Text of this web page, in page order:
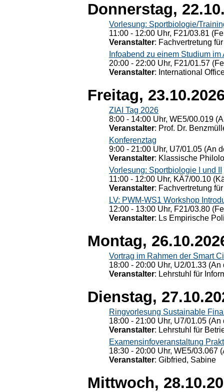
Donnerstag,
Vorlesung: Sportbiologie/
11:00 - 12:00 Uhr, F21/03.81
Veranstalter: Fachvertretung
Infoabend zu einem Studium im
20:00 - 22:00 Uhr, F21/01.57
Veranstalter: International
Freitag,
ZIAI Tag 2026
8:00 - 14:00 Uhr, WE5/00.019
Veranstalter: Prof. Dr.
Konferenztag
9:00 - 21:00 Uhr, U7/01.05 (An
Veranstalter: Klassische
Vorlesung: Sportbiologie I und II
11:00 - 12:00 Uhr, KÄ7/00.10
Veranstalter: Fachvertretung
LV: PWM-WS1 Workshop
12:00 - 13:00 Uhr, F21/03.80
Veranstalter: Ls Empirische
Montag,
Vortrag im Rahmen der Smart
18:00 - 20:00 Uhr, U2/01.33
Veranstalter: Lehrstuhl für
Dienstag,
Ringvorlesung Sustainable
18:00 - 21:00 Uhr, U7/01.05
Veranstalter: Lehrstuhl für
Examensinfoveranstaltung
18:30 - 20:00 Uhr, WE5/03.067
Veranstalter: Gibfried, Sabine
Mittwoch,